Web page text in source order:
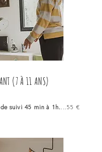
(7 À 11 ANS)
de suivi 45 min à 1h. ...55 €